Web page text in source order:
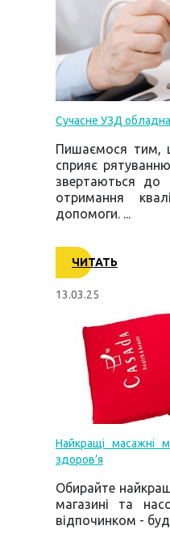
Сучасне УЗД
Пишаємося тим,
сприяє рятуванню
звертаються до
отримання
допомоги. ...
ЧИТАТЬ
13.03.25
Найкращі масажні
здоров’я
Обирайте
магазині та
відпочинком -